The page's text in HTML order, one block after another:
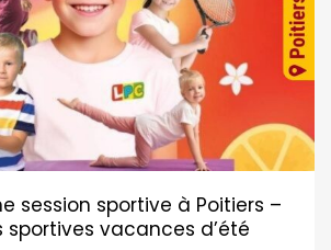
session sportive à Poitiers –
sportives vacances d’été